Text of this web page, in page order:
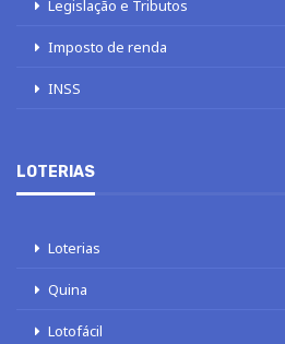
Legislação e Tributos
Imposto de renda
INSS
LOTERIAS
Loterias
Quina
Lotofácil